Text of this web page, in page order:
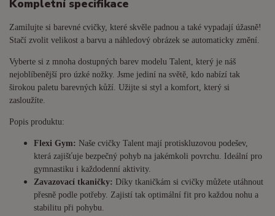
Kompletní specifikace
Zamilujte si barevné cvičky, které skvěle padnou a také vypadají úžasně!
Stačí zvolit velikost a barvu a náhledový obrázek se automaticky změní.
Vyberte si z mnoha dostupných barev modelu Talent, který je náš
nejoblíbenější pro úzké nožky. Jsme jediní na světě, kdo nabízí tak
širokou paletu barevných kůží. Užijte si styl a komfort, který si
zasloužíte.
Popis produktu:
Flexi Gym: Naše cvičky Talent mají protiskluzovou podešev,
která zajišťuje bezpečný pohyb na jakémkoli povrchu. Ideální pro
gymnastiku i každodenní aktivity.
Zavazovací tkaničky: Díky tkaničkám si cvičky můžete utáhnout
přesně podle potřeby. Zajistí tak optimální fit pro každou nohu a
stabilitu při pohybu.